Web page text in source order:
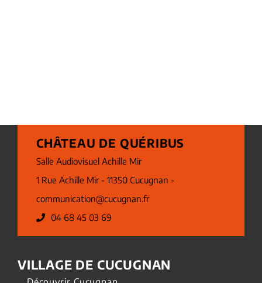
CHÂTEAU DE QUÉRIBUS
Salle Audiovisuel Achille Mir
1 Rue Achille Mir - 11350 Cucugnan -
communication@cucugnan.fr
04 68 45 03 69
VILLAGE DE CUCUGNAN